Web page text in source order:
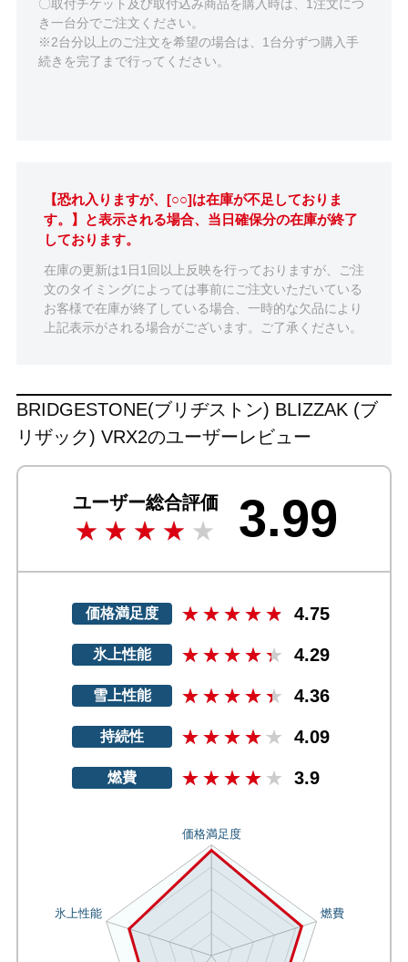
〇取付チケット及び取付込み商品を購入時は、1注文につ
き一台分でご注文ください。
※2台分以上のご注文を希望の場合は、1台分ずつ購入手
続きを完了まで行ってください。
【恐れ入りますが、[○○]は在庫が不足しておりま
す。】と表示される場合、当日確保分の在庫が終了
しております。
在庫の更新は1日1回以上反映を行っておりますが、ご注
文のタイミングによっては事前にご注文いただいている
お客様で在庫が終了している場合、一時的な欠品により
上記表示がされる場合がございます。ご了承ください。
BRIDGESTONE(ブリヂストン) BLIZZAK (ブ
リザック) VRX2のユーザーレビュー
ユーザー総合評価 3.99
価格満足度 4.75
氷上性能 4.29
雪上性能 4.36
持続性 4.09
燃費 3.9